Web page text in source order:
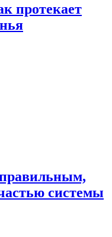
протекает
системы